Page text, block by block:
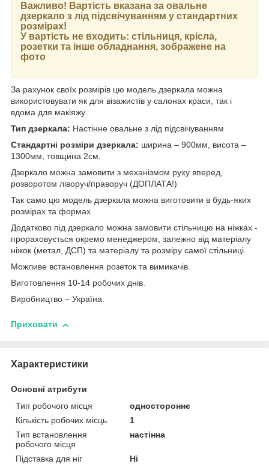
Важливо! Вартість вказана за овальне
дзеркало з лід підсвічуванням у стандартних
розмірах!
У вартість не входить: стільниця, крісла,
розетки та інше обладнання, зображене на
фото
За рахунок своїх розмірів цю модель дзеркала можна
використовувати як для візажистів у салонах краси, так і
вдома для макіяжу.
Тип дзеркала: Настінне овальне з лід підсвічуванням
Стандартні розміри дзеркала: ширина – 900мм, висота –
1300мм, товщина 2см.
Дзеркало можна замовити з механізмом руху вперед,
розворотом ліворуч/праворуч (ДОПЛАТА!)
Так само цю модель дзеркала можна виготовити в будь-яких
розмірах та формах.
Додатково під дзеркало можна замовити стільницю на ніжках -
прораховується окремо менеджером, залежно від матеріалу
ніжок (метал, ДСП) та матеріалу та розміру самої стільниці.
Можливе встановлення розеток та вимикачів.
Виготовлення 10-14 робочих днів.
Виробництво – Україна.
Приховати
Характеристики
Основні атрибути
Тип робочого місця
одностороннє
Кількість робочих місць
1
Тип встановлення
робочого місця
настінна
Підставка для ніг
Ні